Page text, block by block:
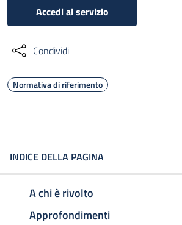
Accedi al servizio
Condividi
Normativa di riferimento
INDICE DELLA PAGINA
A chi è rivolto
Approfondimenti